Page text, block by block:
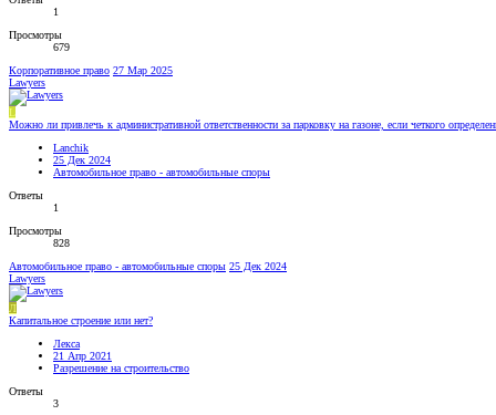
1
Просмотры
679
Корпоративное право 27 Мар 2025
Lawyers
L
Можно ли привлечь к административной ответственности за парковку на газоне, если четкого
Lanchik
25 Дек 2024
Автомобильное право - автомобильные споры
Ответы
1
Просмотры
828
Автомобильное право - автомобильные споры 25 Дек 2024
Lawyers
Л
Капитальное строение или нет?
Лекса
21 Апр 2021
Разрешение на строительство
Ответы
3